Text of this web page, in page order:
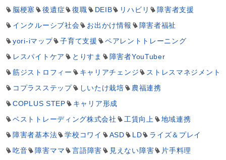
脳梗塞
後遺症 復職 DEIB リハビリ
障害者支援
インクルーシブ社会
お出かけ情報
障害者福祉
yori-iマップ
子育て支援
ペアレントトレーニング
レスパイトケア
とりすま
障害者YouTuber
筋ジストロフィー
キャリアチェンジ
ストレスマネジメント
コプラスステップ
しいたけ栽培
農福連携
COPLUS STEP
キャリア形成
ベストトレーディング株式会社
工賃向上
地域連携
障害者基本法
学校コワイ ASD LD
ライズ＆プレイ
吃音
障害ママ 言語障害 見えない障害
片手料理